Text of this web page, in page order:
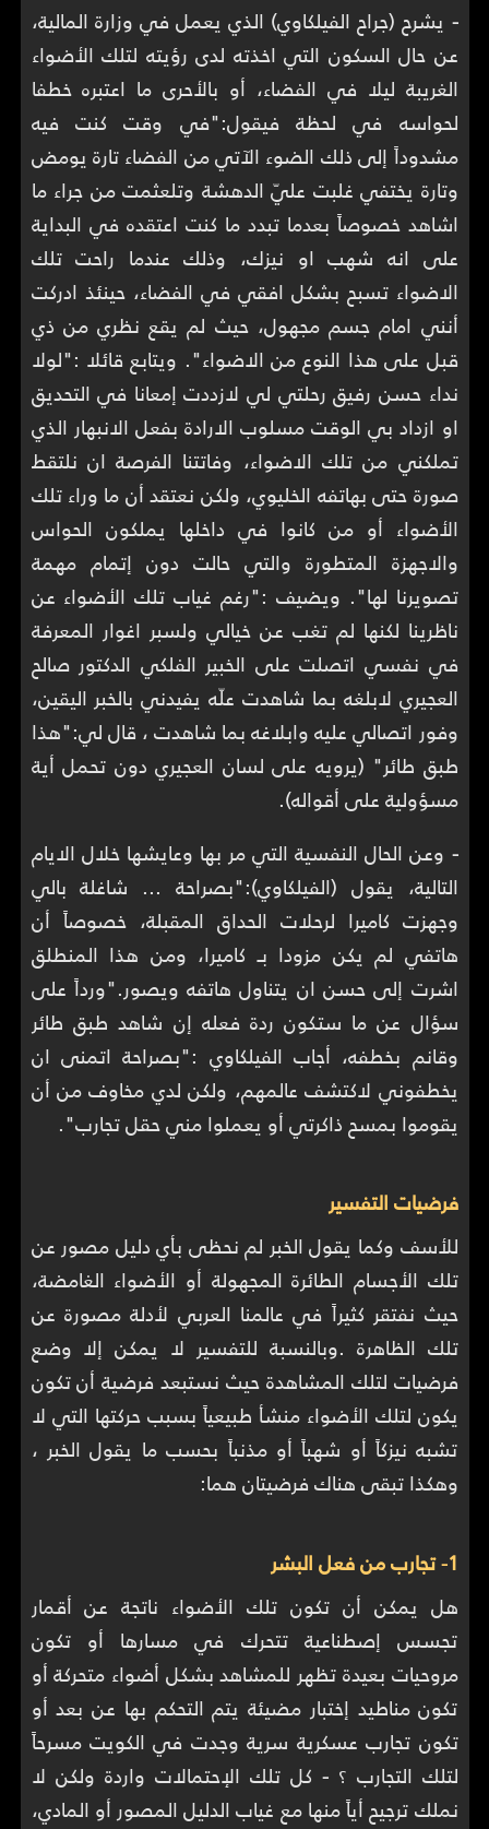
- يشرح (جراح الفيلكاوي) الذي يعمل في وزارة المالية،
عن حال السكون التي اخذته لدى رؤيته لتلك الأضواء
الغريبة ليلا في الفضاء، أو بالأحرى ما اعتبره خطفا
لحواسه في لحظة فيقول:"في وقت كنت فيه
مشدوداً إلى ذلك الضوء الآتي من الفضاء تارة يومض
وتارة يختفي غلبت عليّ الدهشة وتلعثمت من جراء ما
اشاهد خصوصاً بعدما تبدد ما كنت اعتقده في البداية
على انه شهب او نيزك، وذلك عندما راحت تلك
الاضواء تسبح بشكل افقي في الفضاء، حينئذ ادركت
أنني امام جسم مجهول، حيث لم يقع نظري من ذي
قبل على هذا النوع من الاضواء". ويتابع قائلا :"لولا
نداء حسن رفيق رحلتي لي لازددت إمعانا في التحديق
او ازداد بي الوقت مسلوب الارادة بفعل الانبهار الذي
تملكني من تلك الاضواء، وفاتتنا الفرصة ان نلتقط
صورة حتى بهاتفه الخليوي، ولكن نعتقد أن ما وراء تلك
الأضواء أو من كانوا في داخلها يملكون الحواس
والاجهزة المتطورة والتي حالت دون إتمام مهمة
تصويرنا لها". ويضيف :"رغم غياب تلك الأضواء عن
ناظرينا لكنها لم تغب عن خيالي ولسبر اغوار المعرفة
في نفسي اتصلت على الخبير الفلكي الدكتور صالح
العجيري لابلغه بما شاهدت علّه يفيدني بالخبر اليقين،
وفور اتصالي عليه وابلاغه بما شاهدت ، قال لي:"هذا
طبق طائر" (يرويه على لسان العجيري دون تحمل أية
مسؤولية على أقواله).
- وعن الحال النفسية التي مر بها وعايشها خلال الايام
التالية، يقول (الفيلكاوي):"بصراحة ... شاغلة بالي
وجهزت كاميرا لرحلات الحداق المقبلة، خصوصاً أن
هاتفي لم يكن مزودا بـ كاميرا، ومن هذا المنطلق
اشرت إلى حسن ان يتناول هاتفه ويصور."ورداً على
سؤال عن ما ستكون ردة فعله إن شاهد طبق طائر
وقانم بخطفه، أجاب الفيلكاوي :"بصراحة اتمنى ان
يخطفوني لاكتشف عالمهم، ولكن لدي مخاوف من أن
يقوموا بمسح ذاكرتي أو يعملوا مني حقل تجارب".
فرضيات التفسير
للأسف وكما يقول الخبر لم نحظى بأي دليل مصور عن
تلك الأجسام الطائرة المجهولة أو الأضواء الغامضة،
حيث نفتقر كثيراً في عالمنا العربي لأدلة مصورة عن
تلك الظاهرة .وبالنسبة للتفسير لا يمكن إلا وضع
فرضيات لتلك المشاهدة حيث نستبعد فرضية أن تكون
يكون لتلك الأضواء منشأ طبيعياً بسبب حركتها التي لا
تشبه نيزكاً أو شهباً أو مذنباً بحسب ما يقول الخبر ،
وهكذا تبقى هناك فرضيتان هما:
1- تجارب من فعل البشر
هل يمكن أن تكون تلك الأضواء ناتجة عن أقمار
تجسس إصطناعية تتحرك في مسارها أو تكون
مروحيات بعيدة تظهر للمشاهد بشكل أضواء متحركة أو
تكون مناطيد إختبار مضيئة يتم التحكم بها عن بعد أو
تكون تجارب عسكرية سرية وجدت في الكويت مسرحاً
لتلك التجارب ؟- كل تلك الإحتمالات واردة ولكن لا
نملك ترجيح أياً منها مع غياب الدليل المصور أو المادي،